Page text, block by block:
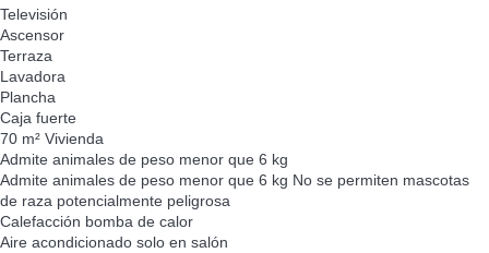
Televisión
Ascensor
Terraza
Lavadora
Plancha
Caja fuerte
70 m² Vivienda
Admite animales de peso menor que 6 kg
Admite animales de peso menor que 6 kg No se permiten mascotas
de raza potencialmente peligrosa
Calefacción bomba de calor
Aire acondicionado solo en salón